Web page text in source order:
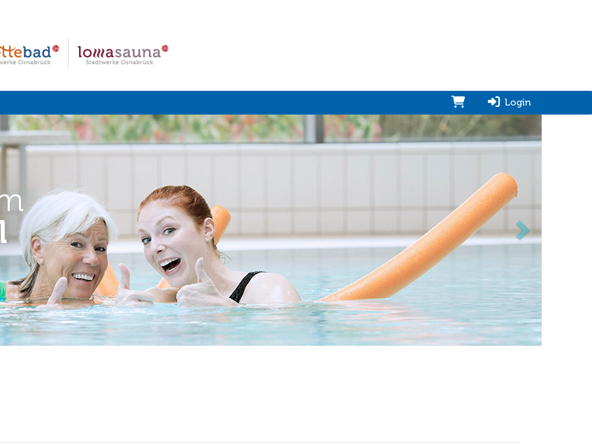
Login
vorwärts